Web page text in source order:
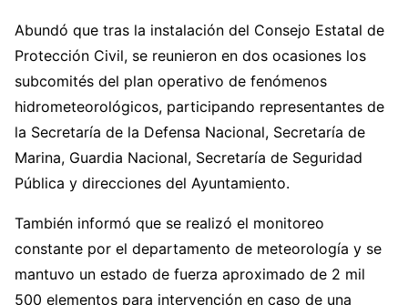
Abundó que tras la instalación del Consejo Estatal de
Protección Civil, se reunieron en dos ocasiones los
subcomités del plan operativo de fenómenos
hidrometeorológicos, participando representantes de
la Secretaría de la Defensa Nacional, Secretaría de
Marina, Guardia Nacional, Secretaría de Seguridad
Pública y direcciones del Ayuntamiento.
También informó que se realizó el monitoreo
constante por el departamento de meteorología y se
mantuvo un estado de fuerza aproximado de 2 mil
500 elementos para intervención en caso de una